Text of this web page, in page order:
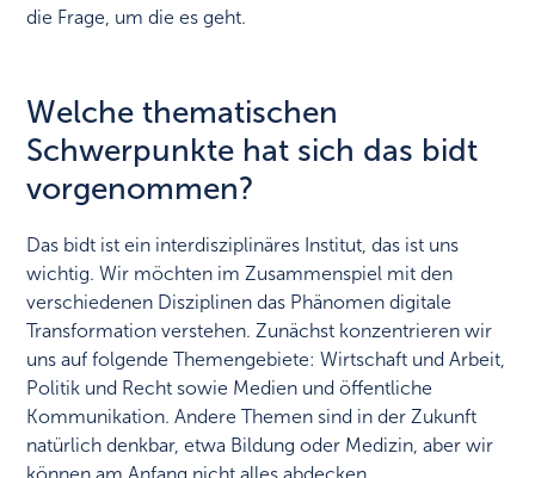
die Frage, um die es geht.
Welche thematischen
Schwerpunkte hat sich das bidt
vorgenommen?
Das bidt ist ein interdisziplinäres Institut, das ist uns
wichtig. Wir möchten im Zusammenspiel mit den
verschiedenen Disziplinen das Phänomen digitale
Transformation verstehen. Zunächst konzentrieren wir
uns auf folgende Themengebiete: Wirtschaft und Arbeit,
Politik und Recht sowie Medien und öffentliche
Kommunikation. Andere Themen sind in der Zukunft
natürlich denkbar, etwa Bildung oder Medizin, aber wir